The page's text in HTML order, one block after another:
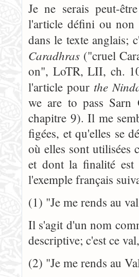
Je ne serais peut-
l'article défini ou non
dans le texte anglais;
Caradhras ("cruel
on", LoTR, LII, ch.
l'article pour the
we are to pass
chapitre 9). Il me
figées, et qu'elles se
où elles sont utilisées
et dont la finalité est
l'exemple français
(1) "Je me rends au
Il s'agit d'un nom
descriptive; c'est ce
(2) "Je me rends au